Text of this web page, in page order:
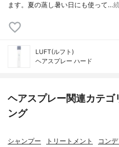
ます。夏の蒸し暑い日にも使って…
LUFT(ルフト)
ヘアスプレー ハード
ヘアスプレー関連カテ
ング
シャンプー トリートメント コン